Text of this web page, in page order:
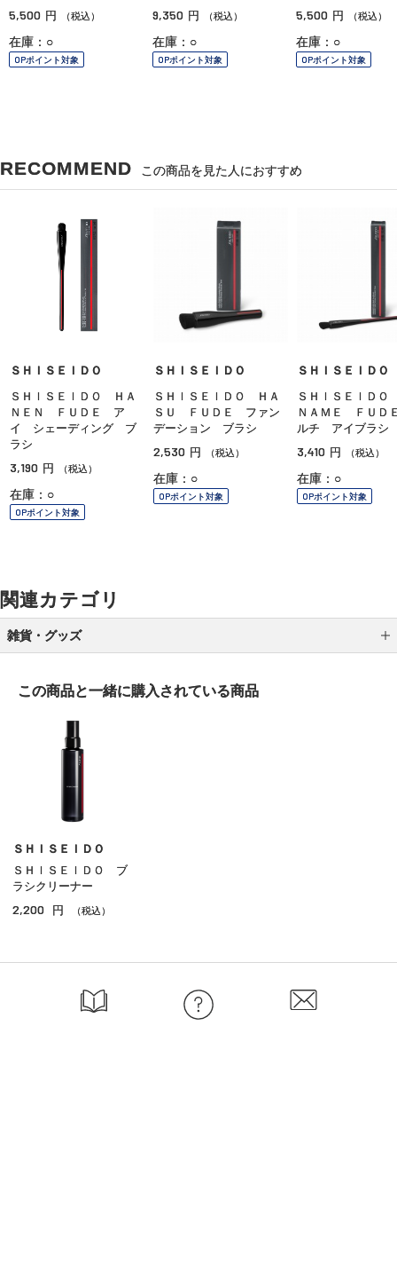
5,500 円 （税込）
在庫：○
OPポイント対象
9,350 円 （税込）
在庫：○
OPポイント対象
5,500 円 （税込）
在庫：○
OPポイント対象
RECOMMEND この商品を見た人におすすめ
ＳＨＩＳＥＩＤＯ
ＳＨＩＳＥＩＤＯ ＨＡ
ＮＥＮ ＦＵＤＥ ア
イ シェーディング ブ
ラシ
3,190 円 （税込）
在庫：○
OPポイント対象
ＳＨＩＳＥＩＤＯ
ＳＨＩＳＥＩＤＯ ＨＡ
ＳＵ ＦＵＤＥ ファン
デーション ブラシ
2,530 円 （税込）
在庫：○
OPポイント対象
ＳＨＩＳＥＩＤＯ
ＳＨＩＳＥＩＤ
ＮＡＭＥ ＦＵＤ
ルチ アイブラシ
3,410 円 （税込）
在庫：○
OPポイント対象
関連カテゴリ
雑貨・グッズ
ポーチ／バッグ
この商品と一緒に購入されている商品
ＳＨＩＳＥＩＤＯ
ＳＨＩＳＥＩＤＯ ブ
ラシクリーナー
2,200 円 （税込）